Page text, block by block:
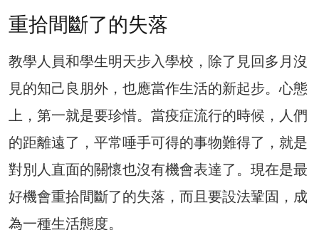
重拾間斷了的失落
教學人員和學生明天步入學校，除了見回多月沒
見的知己良朋外，也應當作生活的新起步。心態
上，第一就是要珍惜。當疫症流行的時候，人們
的距離遠了，平常唾手可得的事物難得了，就是
對別人直面的關懷也沒有機會表達了。現在是最
好機會重拾間斷了的失落，而且要設法鞏固，成
為一種生活態度。